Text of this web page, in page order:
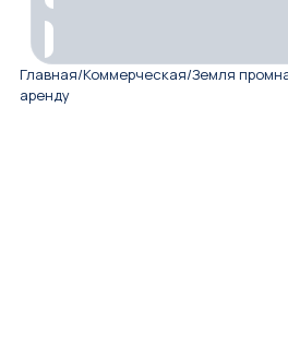
Главная/Коммерческая/Земля
аренду